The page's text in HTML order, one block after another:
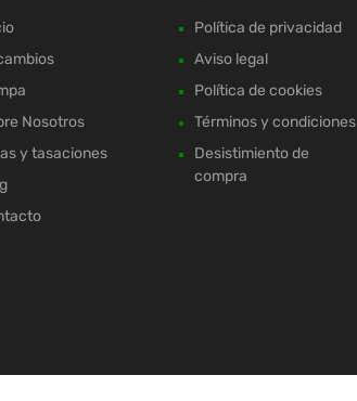
Nosotros
y tasaciones
Política de privacidad
Aviso legal
Política de cookies
Términos y condiciones
Desistimiento de
compra